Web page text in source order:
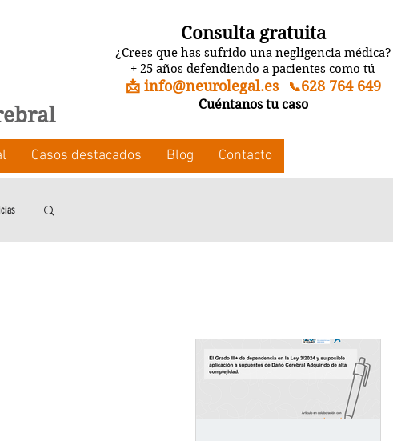
Consulta gratuita
¿Crees que has sufrido una negligencia médica?
+ 25 años defendiendo a pacientes como tú
📩 info@neurolegal.es 📞628 764 649
Cuéntanos tu caso
Casos destacados Blog Contacto